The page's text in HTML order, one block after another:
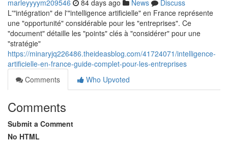
marleyyyym209546 84 days ago News
Discuss
L'"intégration" de l'"intelligence artificielle" en France représente
une "opportunité" considérable pour les "entreprises". Ce
"document" détaille les "points" clés à "considérer" pour une
"stratégie"
https://minaryjq226486.theideasblog.com/41724071/intelligence-
artificielle-en-france-guide-complet-pour-les-entreprises
Comments
Who Upvoted
Comments
Submit a Comment
No HTML